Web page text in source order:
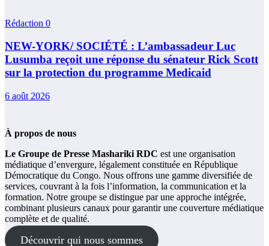
Rédaction 0
NEW-YORK/ SOCIÉTÉ : L’ambassadeur Luc
Lusumba reçoit une réponse du sénateur Rick Scott
sur la protection du programme Medicaid
6 août 2026
À propos de nous
Le Groupe de Presse Mashariki RDC est une organisation
médiatique d’envergure, légalement constituée en République
Démocratique du Congo. Nous offrons une gamme diversifiée de
services, couvrant à la fois l’information, la communication et la
formation. Notre groupe se distingue par une approche intégrée,
combinant plusieurs canaux pour garantir une couverture médiatique
complète et de qualité.
Découvrir qui nous sommes